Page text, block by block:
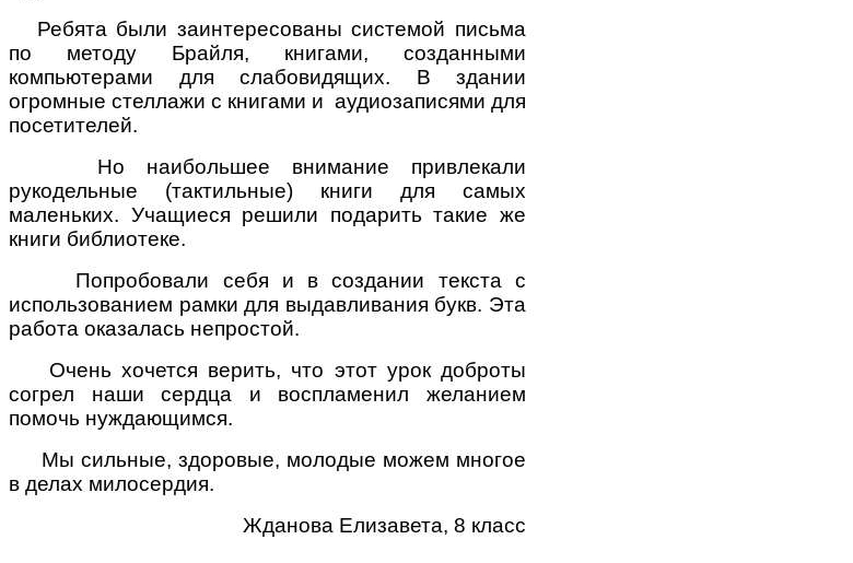
Ребята были заинтересованы системой письма
по методу Брайля, книгами, созданными
компьютерами для слабовидящих. В здании
огромные стеллажи с книгами и аудиозаписями для
посетителей.
Но наибольшее внимание привлекали
рукодельные (тактильные) книги для самых
маленьких. Учащиеся решили подарить такие же
книги библиотеке.
Попробовали себя и в создании текста с
использованием рамки для выдавливания букв. Эта
работа оказалась непростой.
Очень хочется верить, что этот урок доброты
согрел наши сердца и воспламенил желанием
помочь нуждающимся.
Мы сильные, здоровые, молодые можем многое
в делах милосердия.
Жданова Елизавета, 8 класс